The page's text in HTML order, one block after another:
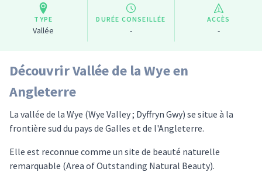
TYPE
Vallée
DURÉE CONSEILLÉE
-
ACCÈS
-
Découvrir Vallée de la Wye en
Angleterre
La vallée de la Wye (Wye Valley ; Dyffryn Gwy) se situe à la
frontière sud du pays de Galles et de l'Angleterre.
Elle est reconnue comme un site de beauté naturelle
remarquable (Area of Outstanding Natural Beauty).